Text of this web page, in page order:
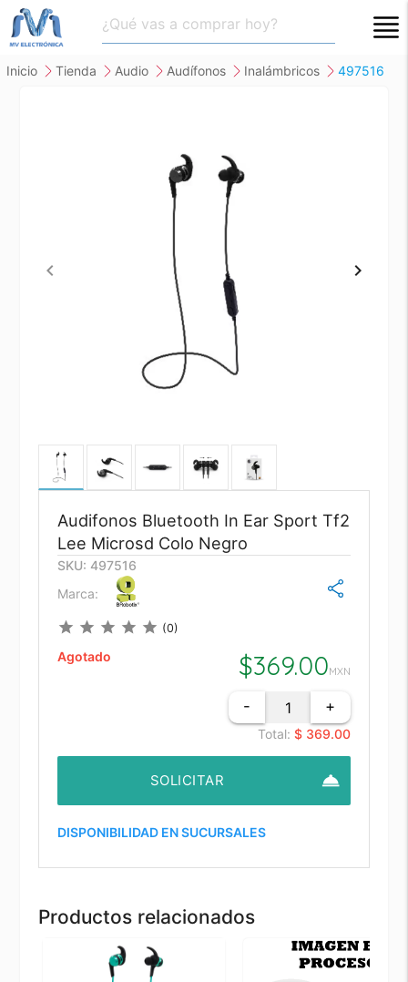
inicio tienda audio audífonos inalámbricos 497516
Audifonos Bluetooth In Ear Sport Tf2
Lee Microsd Colo Negro
SKU: 497516
Marca:
star star star star star (0)
Agotado $369.00MXN
- +
Total: $ 369.00
SOLICITAR room_service
DISPONIBILIDAD EN SUCURSALES
Productos relacionados